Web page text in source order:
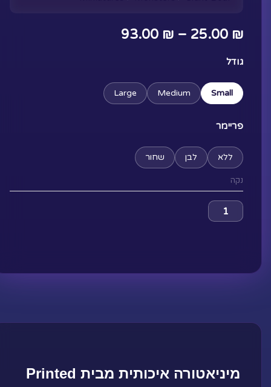
25.00 ₪
–
93.00 ₪
עד
גודל
Small
Medium
Large
פריימר
ללא לבן שחור
נקה
כמות
Giant
Boar
מיניאטורה איכותית מבית Printed